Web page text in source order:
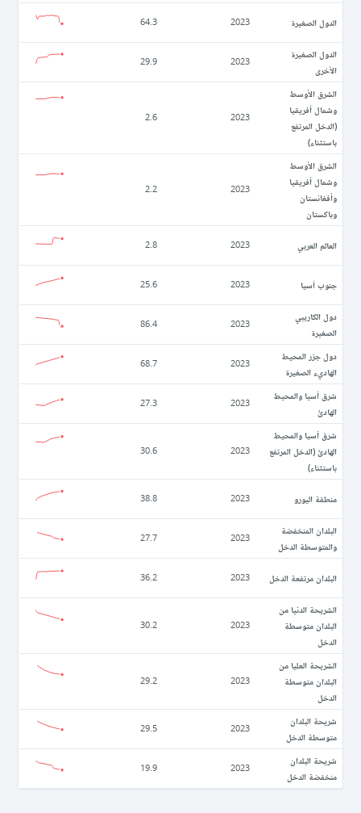
الدول الصغيرة 2023
64.3
الدول الصغيرة
الأخرى
2023
29.9
الشرق الأوسط
وشمال أفريقيا
(الدخل المرتفع
باستثناء)
2023
2.6
الشرق الأوسط
وشمال أفريقيا
وأفغانستان
وباكستان
2023
2.2
العالم العربي 2023
2.8
جنوب آسيا 2023
25.6
دول الكاريبي
الصغيرة
2023
86.4
دول جزر المحيط
الهاديء الصغيرة
2023
68.7
شرق آسيا والمحيط
الهادئ
2023
27.3
شرق آسيا والمحيط
الهادئ (الدخل المرتفع
باستثناء)
2023
30.6
منطقة اليورو 2023
38.8
البلدان المنخفضة
والمتوسطة الدخل
2023
27.7
البلدان مرتفعة الدخل 2023
36.2
الشريحة الدنيا من
البلدان متوسطة
الدخل
2023
30.2
الشريحة العليا من
البلدان متوسطة
الدخل
2023
29.2
شريحة البلدان
متوسطة الدخل
2023
29.5
شريحة البلدان
منخفضة الدخل
2023
19.9